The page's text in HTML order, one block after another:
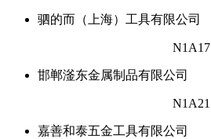
驷的而（上海）工具有限公司
N1A17
邯郸滏东金属制品有限公司
N1A21
嘉善和泰五金工具有限公司